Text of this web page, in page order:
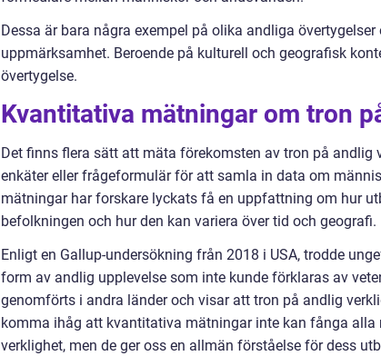
Dessa är bara några exempel på olika andliga
uppmärksamhet. Beroende på kulturell och geografisk
övertygelse.
Kvantitativa mätningar om tron
Det finns flera sätt att mäta förekomsten av tron på andlig
enkäter eller frågeformulär för att samla in data om
mätningar har forskare lyckats få en uppfattning om hur
befolkningen och hur den kan variera över tid och geografi.
Enligt en Gallup-undersökning från 2018 i USA, trodde
form av andlig upplevelse som inte kunde förklaras av
genomförts i andra länder och visar att tron på andlig
komma ihåg att kvantitativa mätningar inte kan fånga
verklighet, men de ger oss en allmän förståelse för dess